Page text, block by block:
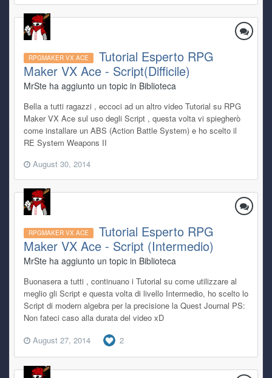
RPGMAKER VX ACE
Tutorial Esperto RPG
Maker VX Ace - Script(Difficile)
MrSte ha aggiunto un topic in Biblioteca
Bella a tutti ragazzi , eccoci ad un altro video Tutorial su RPG
Maker VX Ace sul uso degli Script , questa volta vi spiegherò
come installare un ABS (Action Battle System) e ho scelto il
RE System Weapons II
August 30, 2014
RPGMAKER VX ACE
Tutorial Esperto RPG
Maker VX Ace - Script (Intermedio)
MrSte ha aggiunto un topic in Biblioteca
Buonasera a tutti , continuano i Tutorial su come utilizzare al
meglio gli Script e questa volta di livello Intermedio, ho scelto lo
Script di modern algebra per la precisione la Quest Journal PS:
Non fateci caso alla durata del video xD
August 27, 2014
2